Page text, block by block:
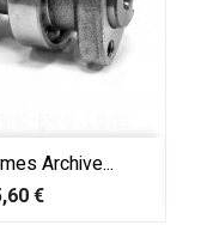
Archive...
€